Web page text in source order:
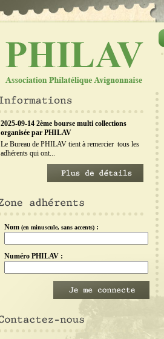
2025-09-14 2ème bourse multi collections
organisée par PHILAV
Le Bureau de PHILAV tient à remercier tous les
adhérents qui ont...
Nom (en minuscule, sans accents) :
Numéro PHILAV :